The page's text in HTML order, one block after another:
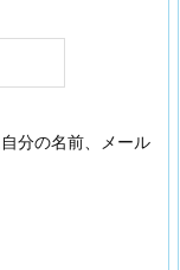
分の名前、メール